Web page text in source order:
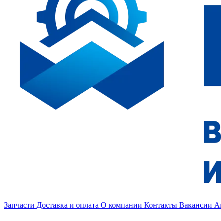
Запчасти Доставка и оплата О компании Контакты Вакансии